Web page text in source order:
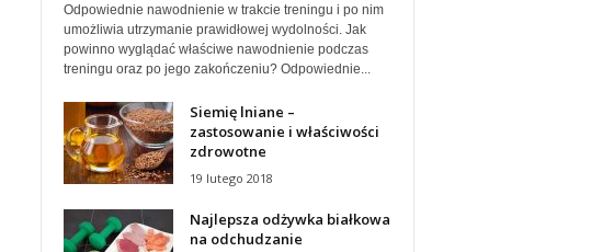
Odpowiednie nawodnienie w trakcie treningu i po nim
umożliwia utrzymanie prawidłowej wydolności. Jak
powinno wyglądać właściwe nawodnienie podczas
treningu oraz po jego zakończeniu? Odpowiednie...
Siemię lniane –
zastosowanie i właściwości
zdrowotne
19 lutego 2018
Najlepsza odżywka białkowa
na odchudzanie